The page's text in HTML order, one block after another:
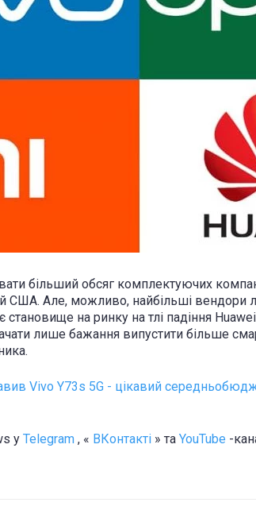
більший обсяг комплектуючих
США. Але, можливо, найбільші вендори
становище на ринку на тлі падіння
лише бажання випустити більше
Vivo Y73s 5G - цікавий
у Telegram , « ВКонтакті » та YouTube -